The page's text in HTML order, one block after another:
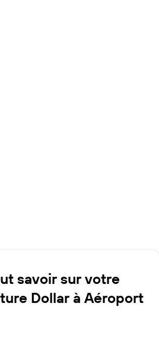
savoir sur votre
Dollar à Aéroport